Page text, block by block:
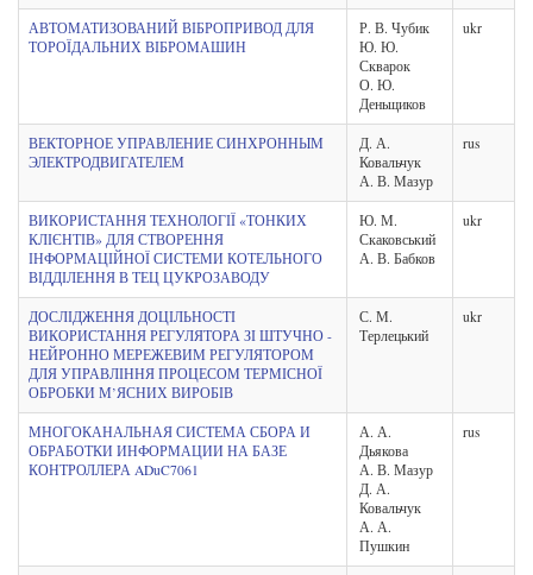
АВТОМАТИЗОВАНИЙ ВІБРОПРИВОД ДЛЯ
ТОРОЇДАЛЬНИХ ВІБРОМАШИН
Р. В. Чубик
Ю. Ю.
Скварок
О. Ю.
Деньщиков
ukr
ВЕКТОРНОЕ УПРАВЛЕНИЕ СИНХРОННЫМ
ЭЛЕКТРОДВИГАТЕЛЕМ
Д. А.
Ковальчук
А. В. Мазур
rus
ВИКОРИСТАННЯ ТЕХНОЛОГІЇ «ТОНКИХ
КЛІЄНТІВ» ДЛЯ СТВОРЕННЯ
ІНФОРМАЦІЙНОЇ СИСТЕМИ КОТЕЛЬНОГО
ВІДДІЛЕННЯ В ТЕЦ ЦУКРОЗАВОДУ
Ю. М.
Скаковський
А. В. Бабков
ukr
ДОСЛІДЖЕННЯ ДОЦІЛЬНОСТІ
ВИКОРИСТАННЯ РЕГУЛЯТОРА ЗІ ШТУЧНО -
НЕЙРОННО МЕРЕЖЕВИМ РЕГУЛЯТОРОМ
ДЛЯ УПРАВЛІННЯ ПРОЦЕСОМ ТЕРМІСНОЇ
ОБРОБКИ М’ЯСНИХ ВИРОБІВ
С. М.
Терлецький
ukr
МНОГОКАНАЛЬНАЯ СИСТЕМА СБОРА И
ОБРАБОТКИ ИНФОРМАЦИИ НА БАЗЕ
КОНТРОЛЛЕРА ADuC7061
А. А.
Дьякова
А. В. Мазур
Д. А.
Ковальчук
А. А.
Пушкин
rus